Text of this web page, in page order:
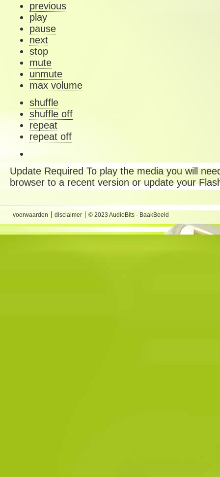
previous
play
pause
next
stop
mute
unmute
max volume
shuffle
shuffle off
repeat
repeat off
Update RequiredTo play the media you will
browser to a recent version or update your
voorwaarden disclaimer © 2023 AudioBits - BaakBeeld